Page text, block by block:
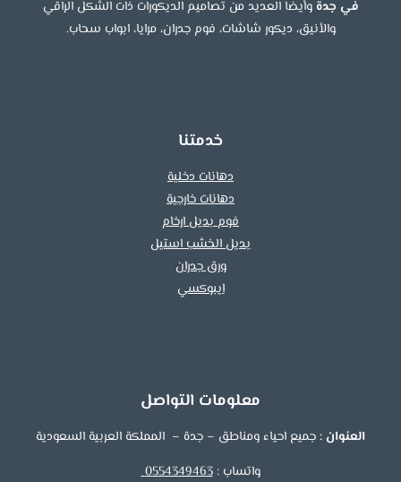
جدة
في جدة وأيضا العديد من تصاميم الديكورات ذات الشكل الراقي
والأنيق، ديكور شاشات، فوم جدران، مرايا، ابواب سحاب.
خدمتنا
دهانات دخلية
دهانات خارجية
فوم بديل ارخام
بديل الخشب استيل
ورق جدران
ايبوكسي
معلومات التواصل
العنوان : جميع احياء ومناطق – جدة – المملكة العربية السعودية
واتساب :0554349463